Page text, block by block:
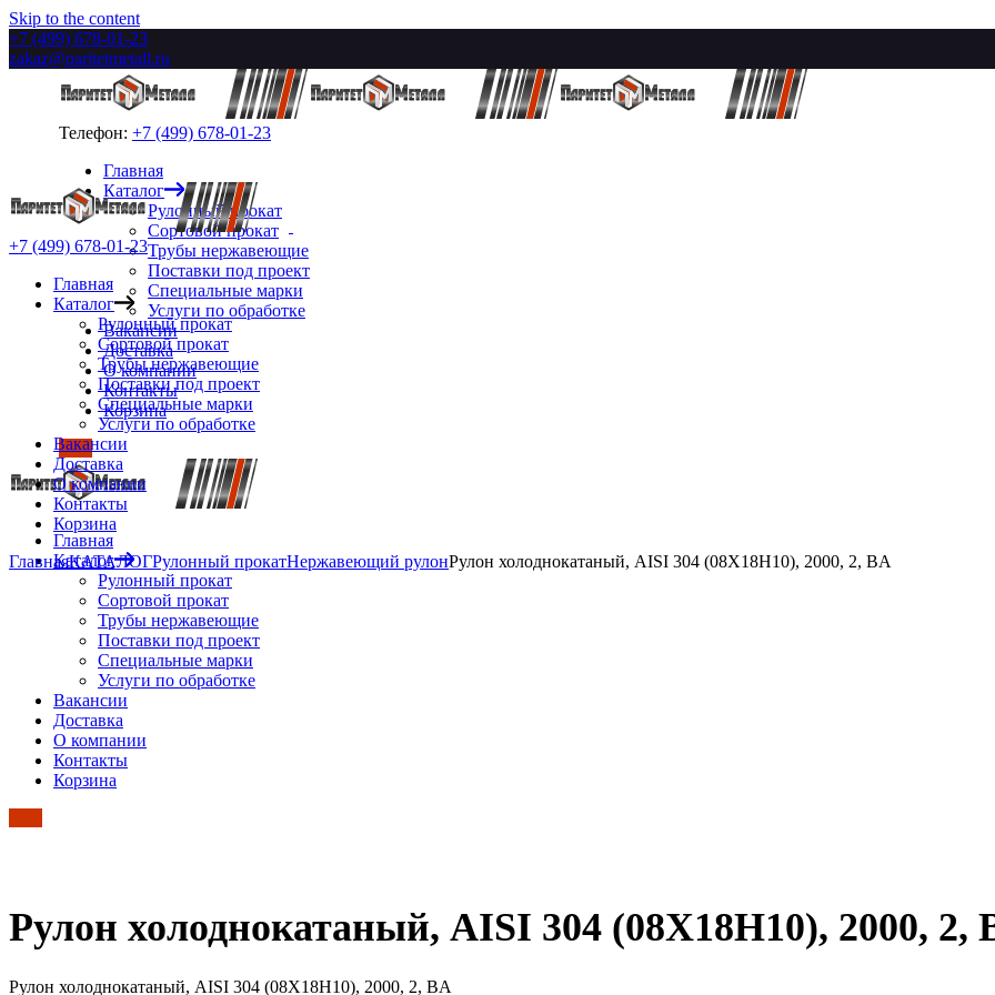
Skip to the content
+7 (499) 678-01-23
zakaz@paritetmetall.ru
Телефон: +7 (499) 678-01-23
Главная
Каталог
Рулонный прокат
Сортовой прокат
Трубы нержавеющие
Поставки под проект
Специальные марки
Услуги по обработке
Вакансии
Доставка
О компании
Контакты
Корзина
Главная
Каталог
Рулонный прокат
Сортовой прокат
Трубы нержавеющие
Поставки под проект
Специальные марки
Услуги по обработке
Вакансии
Доставка
О компании
Контакты
Корзина
+7 (499) 678-01-23
Главная
Каталог
Рулонный прокат
Сортовой прокат
Трубы нержавеющие
Поставки под проект
Специальные марки
Услуги по обработке
Вакансии
Доставка
О компании
Контакты
Корзина
ГлавнаяКАТАЛОГРулонный прокатНержавеющий рулонРулон холоднокатаный, AISI 304 (08Х18Н10), 2000, 2, BA
Рулон холоднокатаный, AISI 304 (08Х18Н10), 2000, 2,
Рулон холоднокатаный, AISI 304 (08Х18Н10), 2000, 2, BA